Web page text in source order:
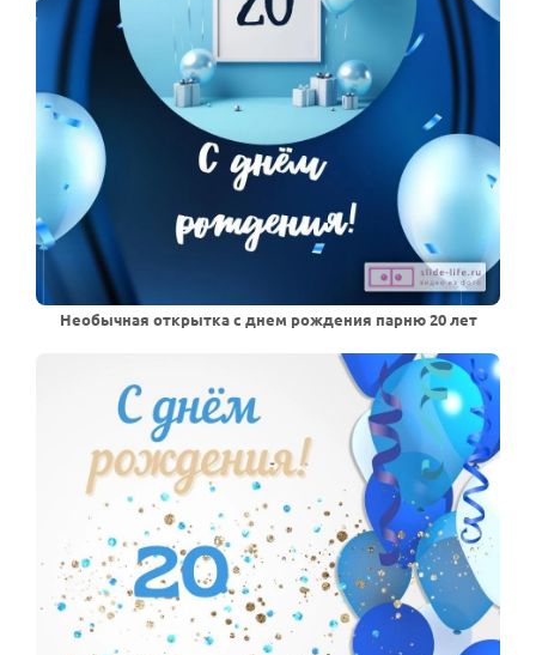
Необычная открытка с днем рождения парню 20 лет